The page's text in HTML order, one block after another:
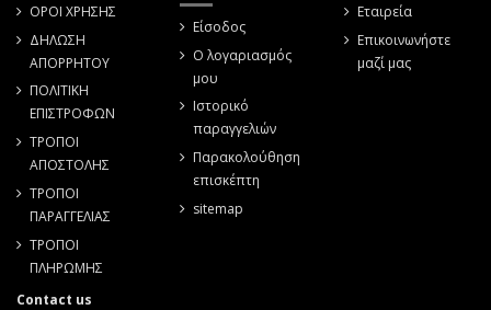
ΟΡΟΙ ΧΡΗΣΗΣ
ΔΗΛΩΣΗ
ΑΠΟΡΡΗΤΟΥ
ΠΟΛΙΤΙΚΗ
ΕΠΙΣΤΡΟΦΩΝ
ΤΡΟΠΟΙ
ΑΠΟΣΤΟΛΗΣ
ΤΡΟΠΟΙ
ΠΑΡΑΓΓΕΛΙΑΣ
ΤΡΟΠΟΙ
ΠΛΗΡΩΜΗΣ
Είσοδος
Ο λογαριασμός
μου
Ιστορικό
παραγγελιών
Παρακολούθηση
επισκέπτη
sitemap
Εταιρεία
Επικοινωνήστε
μαζί μας
Contact us